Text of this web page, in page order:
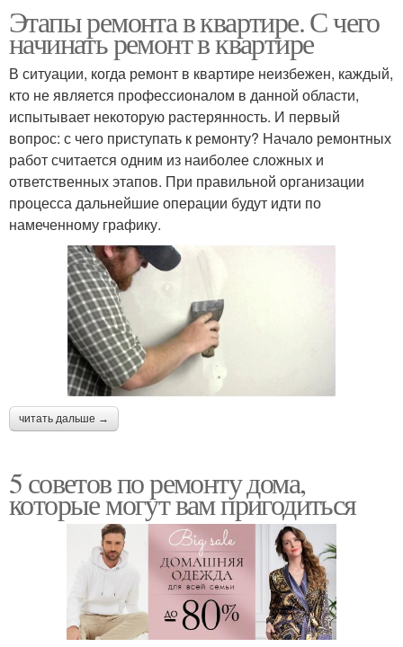
Этапы ремонта в квартире. С чего
начинать ремонт в квартире
В ситуации, когда ремонт в квартире неизбежен, каждый,
кто не является профессионалом в данной области,
испытывает некоторую растерянность. И первый
вопрос: с чего приступать к ремонту? Начало ремонтных
работ считается одним из наиболее сложных и
ответственных этапов. При правильной организации
процесса дальнейшие операции будут идти по
намеченному графику.
читать дальше →
5 советов по ремонту дома,
которые могут вам пригодиться